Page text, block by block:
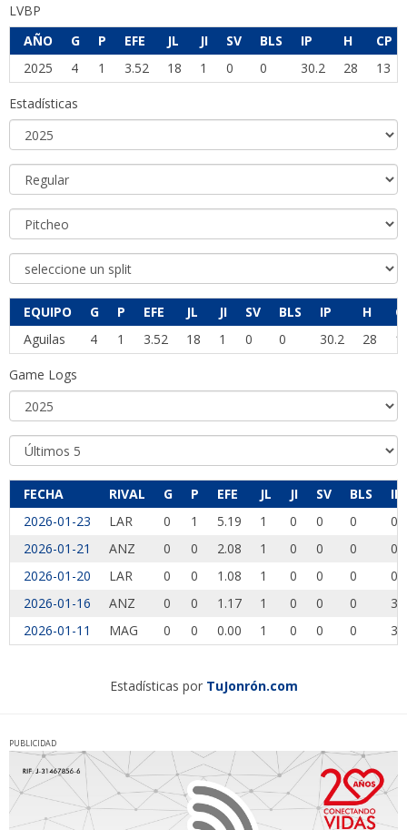
LVBP
AÑO
G P EFE JL JI SV BLS IP H
CP
2025
4 1 3.52 18 1 0 0 30.2 28 13
Estadísticas
EQUIPO G P EFE JL JI SV BLS IP H
Aguilas
4 1 3.52 18 1 0 0 30.2 28
Game Logs
FECHA RIVAL G P EFE JL JI SV BLS
IP
2026-01-23
LAR 0 1 5.19 1 0 0 0
0.0
2026-01-21
ANZ 0 0 2.08 1 0 0 0
0.1
2026-01-20
LAR 0 0 1.08 1 0 0 0
0.2
2026-01-16
ANZ 0 0 1.17 1 0 0 0
3.0
2026-01-11
MAG 0 0 0.00 1 0 0 0 3.0
Estadísticas por TuJonrón.com
PUBLICIDAD